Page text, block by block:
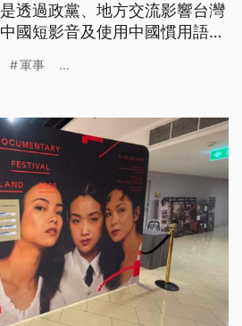
透過政黨、地方交流影響台灣
國短影音及使用中國慣用語
認知差異中，則以20至29歲
軍事 ...